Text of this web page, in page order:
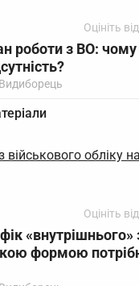
Оцініть
роботи з ВО:
обліку
Оцініть
«внутрішнього»
формою